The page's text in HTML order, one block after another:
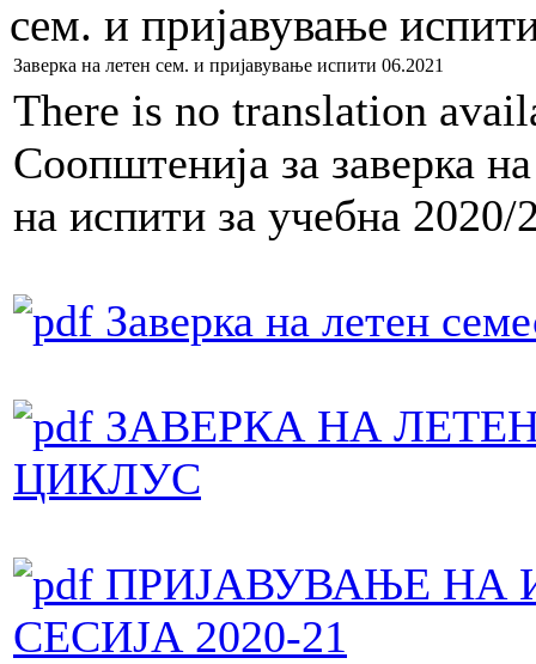
сем. и пријавување
Заверка на летен сем. и пријавување испити 06.2021
There is no translation
Соопштенија за заверка
на испити за учебна 2020/
Заверка на летен
ЗАВЕРКА НА
ЦИКЛУС
ПРИЈАВУВАЊЕ НА
СЕСИЈА 2020-21